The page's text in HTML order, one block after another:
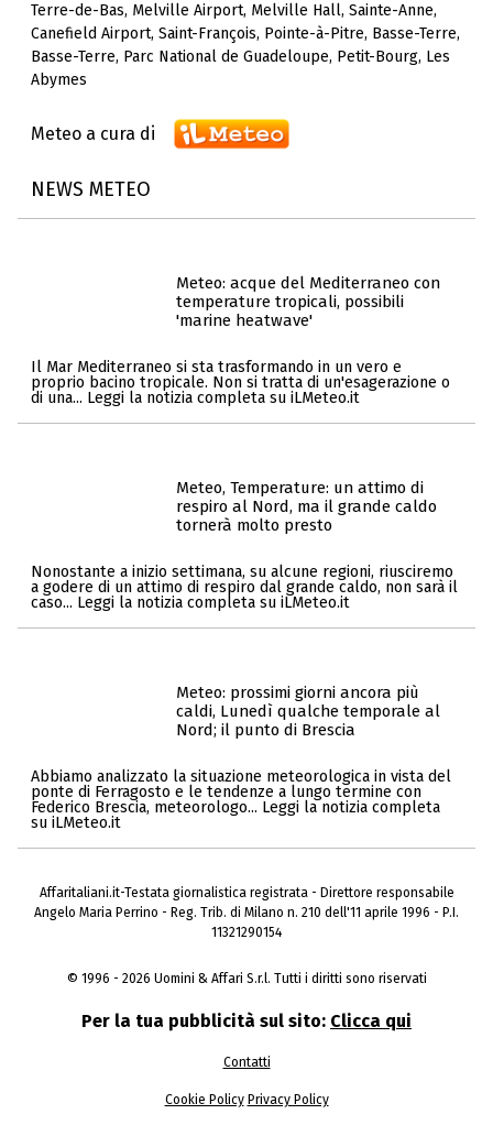
Terre-de-Bas, Melville Airport, Melville Hall, Sainte-Anne,
Canefield Airport, Saint-François, Pointe-à-Pitre, Basse-Terre,
Basse-Terre, Parc National de Guadeloupe, Petit-Bourg, Les
Abymes
Meteo a cura di
NEWS METEO
Meteo: acque del Mediterraneo con
temperature tropicali, possibili
'marine heatwave'
Il Mar Mediterraneo si sta trasformando in un vero e
proprio bacino tropicale. Non si tratta di un'esagerazione o
di una... Leggi la notizia completa su iLMeteo.it
Meteo, Temperature: un attimo di
respiro al Nord, ma il grande caldo
tornerà molto presto
Nonostante a inizio settimana, su alcune regioni, riusciremo
a godere di un attimo di respiro dal grande caldo, non sarà il
caso... Leggi la notizia completa su iLMeteo.it
Meteo: prossimi giorni ancora più
caldi, Lunedì qualche temporale al
Nord; il punto di Brescia
Abbiamo analizzato la situazione meteorologica in vista del
ponte di Ferragosto e le tendenze a lungo termine con
Federico Brescia, meteorologo... Leggi la notizia completa
su iLMeteo.it
Affaritaliani.it-Testata giornalistica registrata - Direttore responsabile
Angelo Maria Perrino - Reg. Trib. di Milano n. 210 dell'11 aprile 1996 - P.I.
11321290154
© 1996 - 2026 Uomini & Affari S.r.l. Tutti i diritti sono riservati
Per la tua pubblicità sul sito: Clicca qui
Contatti
Cookie Policy Privacy Policy